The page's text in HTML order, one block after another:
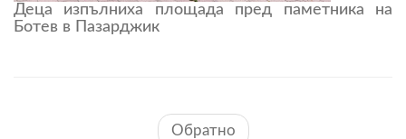
Деца изпълниха площада пред паметника на
Ботев в Пазарджик
Обратно